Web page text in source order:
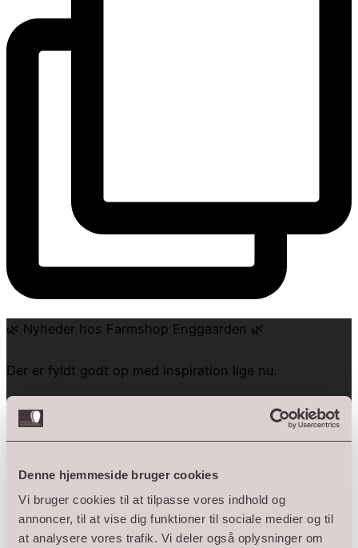
Denne hjemmeside bruger cookies
Vi bruger cookies til at tilpasse vores indhold og
annoncer, til at vise dig funktioner til sociale medier og til
at analysere vores trafik. Vi deler også oplysninger om
🌿 Nyheder hos Farmshop Enggaarden 🌿
Der er fyldt godt op med inspiration lige nu.
Smukke håndlavede krukker, masser af nye planter,
husløg, græsser, alunrod, lyng og meget mere – klar til
Er du på udkig efter noget, der kan give haven eller
terrassen et nyt udtryk, er et besøg bestemt værd.